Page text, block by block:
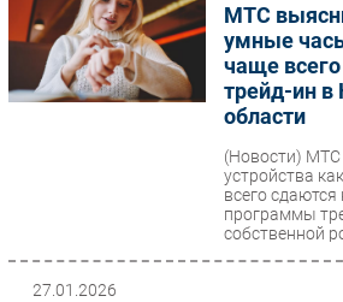
МТС
умные
чаще
трейд-ин в
области
(Новости) МТС
устройства
всего
программы
собственной
27.01.2026